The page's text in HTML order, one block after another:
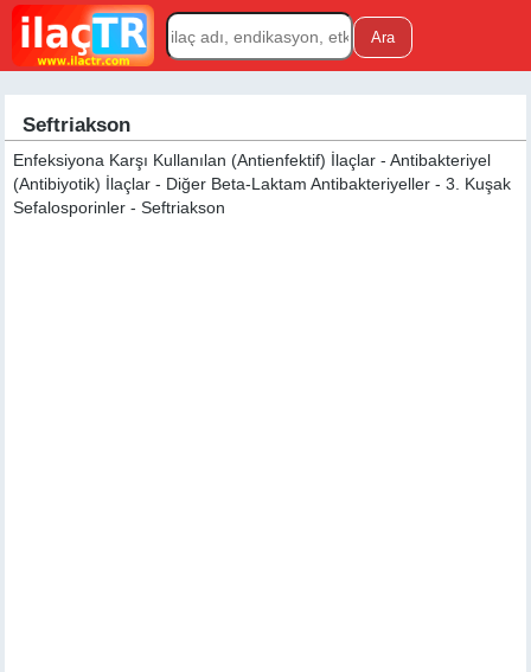
Seftriakson
Enfeksiyona Karşı Kullanılan (Antienfektif) İlaçlar - Antibakteriyel
(Antibiyotik) İlaçlar - Diğer Beta-Laktam Antibakteriyeller - 3. Kuşak
Sefalosporinler - Seftriakson